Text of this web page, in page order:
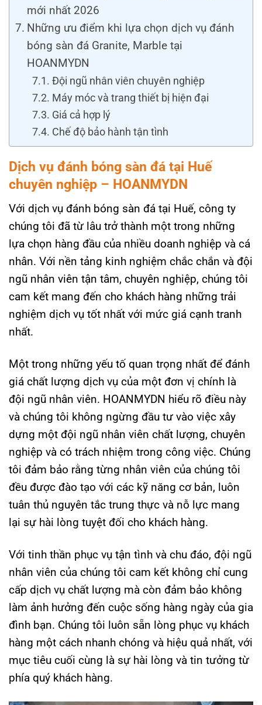
mới nhất 2026
Những ưu điểm khi lựa chọn dịch vụ đánh
bóng sàn đá Granite, Marble tại
HOANMYDN
Đội ngũ nhân viên chuyên nghiệp
Máy móc và trang thiết bị hiện đại
Giá cả hợp lý
Chế độ bảo hành tận tình
Dịch vụ đánh bóng sàn đá tại Huế
chuyên nghiệp – HOANMYDN
Với dịch vụ đánh bóng sàn đá tại Huế, công ty
chúng tôi đã từ lâu trở thành một trong những
lựa chọn hàng đầu của nhiều doanh nghiệp và cá
nhân. Với nền tảng kinh nghiệm chắc chắn và đội
ngũ nhân viên tận tâm, chuyên nghiệp, chúng tôi
cam kết mang đến cho khách hàng những trải
nghiệm dịch vụ tốt nhất với mức giá cạnh tranh
nhất.
Một trong những yếu tố quan trọng nhất để đánh
giá chất lượng dịch vụ của một đơn vị chính là
đội ngũ nhân viên. HOANMYDN hiểu rõ điều này
và chúng tôi không ngừng đầu tư vào việc xây
dựng một đội ngũ nhân viên chất lượng, chuyên
nghiệp và có trách nhiệm trong công việc. Chúng
tôi đảm bảo rằng từng nhân viên của chúng tôi
đều được đào tạo với các kỹ năng cơ bản, luôn
tuân thủ nguyên tắc trung thực và nỗ lực mang
lại sự hài lòng tuyệt đối cho khách hàng.
Với tinh thần phục vụ tận tình và chu đáo, đội ngũ
nhân viên của chúng tôi cam kết không chỉ cung
cấp dịch vụ chất lượng mà còn đảm bảo không
làm ảnh hưởng đến cuộc sống hàng ngày của gia
đình bạn. Chúng tôi luôn sẵn lòng phục vụ khách
hàng một cách nhanh chóng và hiệu quả nhất, với
mục tiêu cuối cùng là sự hài lòng và tin tưởng từ
phía quý khách hàng.